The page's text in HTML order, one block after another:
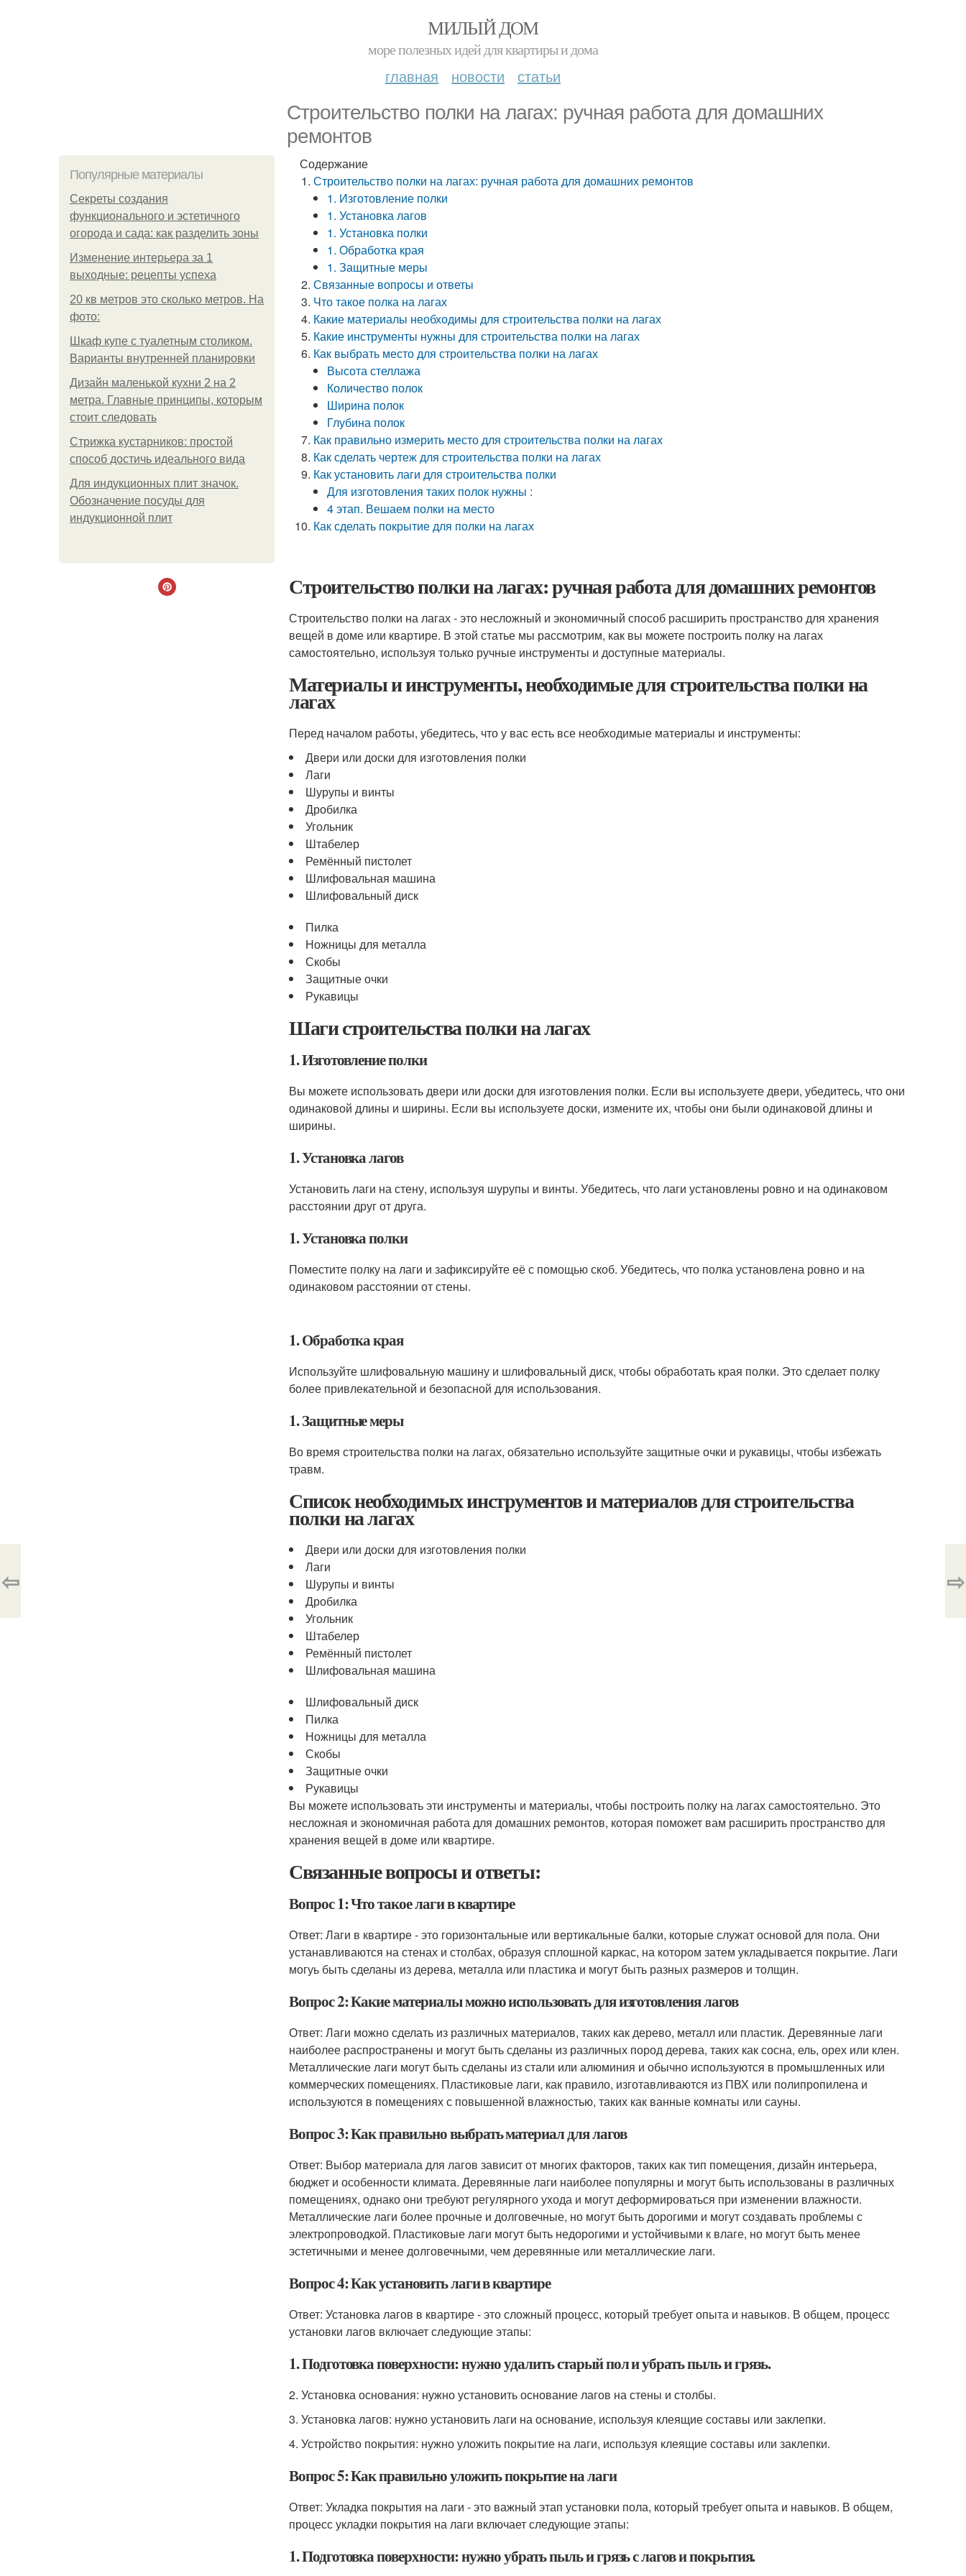
МИЛЫЙ ДОМ
море полезных идей для квартиры и дома
главная новости статьи
Строительство полки на лагах: ручная работа для домашних
ремонтов
Популярные материалы
Секреты создания
функционального и эстетичного
огорода и сада: как разделить зоны
Изменение интерьера за 1
выходные: рецепты успеха
20 кв метров это сколько метров. На
фото:
Шкаф купе с туалетным столиком.
Варианты внутренней планировки
Дизайн маленькой кухни 2 на 2
метра. Главные принципы, которым
стоит следовать
Стрижка кустарников: простой
способ достичь идеального вида
Для индукционных плит значок.
Обозначение посуды для
индукционной плит
Содержание
Строительство полки на лагах: ручная работа для домашних ремонтов
1. Изготовление полки
1. Установка лагов
1. Установка полки
1. Обработка края
1. Защитные меры
Связанные вопросы и ответы
Что такое полка на лагах
Какие материалы необходимы для строительства полки на лагах
Какие инструменты нужны для строительства полки на лагах
Как выбрать место для строительства полки на лагах
Высота стеллажа
Количество полок
Ширина полок
Глубина полок
Как правильно измерить место для строительства полки на лагах
Как сделать чертеж для строительства полки на лагах
Как установить лаги для строительства полки
Для изготовления таких полок нужны :
4 этап. Вешаем полки на место
Как сделать покрытие для полки на лагах
Строительство полки на лагах: ручная работа для домашних ремонтов
Строительство полки на лагах - это несложный и экономичный способ расширить пространство для хранения
вещей в доме или квартире. В этой статье мы рассмотрим, как вы можете построить полку на лагах
самостоятельно, используя только ручные инструменты и доступные материалы.
Материалы и инструменты, необходимые для строительства полки на
лагах
Перед началом работы, убедитесь, что у вас есть все необходимые материалы и инструменты:
Двери или доски для изготовления полки
Лаги
Шурупы и винты
Дробилка
Угольник
Штабелер
Ремённый пистолет
Шлифовальная машина
Шлифовальный диск
Пилка
Ножницы для металла
Скобы
Защитные очки
Рукавицы
Шаги строительства полки на лагах
1. Изготовление полки
Вы можете использовать двери или доски для изготовления полки. Если вы используете двери, убедитесь, что они
одинаковой длины и ширины. Если вы используете доски, измените их, чтобы они были одинаковой длины и
ширины.
1. Установка лагов
Установить лаги на стену, используя шурупы и винты. Убедитесь, что лаги установлены ровно и на одинаковом
расстоянии друг от друга.
1. Установка полки
Поместите полку на лаги и зафиксируйте её с помощью скоб. Убедитесь, что полка установлена ровно и на
одинаковом расстоянии от стены.
1. Обработка края
Используйте шлифовальную машину и шлифовальный диск, чтобы обработать края полки. Это сделает полку
более привлекательной и безопасной для использования.
1. Защитные меры
Во время строительства полки на лагах, обязательно используйте защитные очки и рукавицы, чтобы избежать
травм.
Список необходимых инструментов и материалов для строительства
полки на лагах
Двери или доски для изготовления полки
Лаги
Шурупы и винты
Дробилка
Угольник
Штабелер
Ремённый пистолет
Шлифовальная машина
Шлифовальный диск
Пилка
Ножницы для металла
Скобы
Защитные очки
Рукавицы
Вы можете использовать эти инструменты и материалы, чтобы построить полку на лагах самостоятельно. Это
несложная и экономичная работа для домашних ремонтов, которая поможет вам расширить пространство для
хранения вещей в доме или квартире.
Связанные вопросы и ответы:
Вопрос 1: Что такое лаги в квартире
Ответ: Лаги в квартире - это горизонтальные или вертикальные балки, которые служат основой для пола. Они
устанавливаются на стенах и столбах, образуя сплошной каркас, на котором затем укладывается покрытие. Лаги
могуь быть сделаны из дерева, металла или пластика и могут быть разных размеров и толщин.
Вопрос 2: Какие материалы можно использовать для изготовления лагов
Ответ: Лаги можно сделать из различных материалов, таких как дерево, металл или пластик. Деревянные лаги
наиболее распространены и могут быть сделаны из различных пород дерева, таких как сосна, ель, орех или клен.
Металлические лаги могут быть сделаны из стали или алюминия и обычно используются в промышленных или
коммерческих помещениях. Пластиковые лаги, как правило, изготавливаются из ПВХ или полипропилена и
используются в помещениях с повышенной влажностью, таких как ванные комнаты или сауны.
Вопрос 3: Как правильно выбрать материал для лагов
Ответ: Выбор материала для лагов зависит от многих факторов, таких как тип помещения, дизайн интерьера,
бюджет и особенности климата. Деревянные лаги наиболее популярны и могут быть использованы в различных
помещениях, однако они требуют регулярного ухода и могут деформироваться при изменении влажности.
Металлические лаги более прочные и долговечные, но могут быть дорогими и могут создавать проблемы с
электропроводкой. Пластиковые лаги могут быть недорогими и устойчивыми к влаге, но могут быть менее
эстетичными и менее долговечными, чем деревянные или металлические лаги.
Вопрос 4: Как установить лаги в квартире
Ответ: Установка лагов в квартире - это сложный процесс, который требует опыта и навыков. В общем, процесс
установки лагов включает следующие этапы:
1. Подготовка поверхности: нужно удалить старый пол и убрать пыль и грязь.
2. Установка основания: нужно установить основание лагов на стены и столбы.
3. Установка лагов: нужно установить лаги на основание, используя клеящие составы или заклепки.
4. Устройство покрытия: нужно уложить покрытие на лаги, используя клеящие составы или заклепки.
Вопрос 5: Как правильно уложить покрытие на лаги
Ответ: Укладка покрытия на лаги - это важный этап установки пола, который требует опыта и навыков. В общем,
процесс укладки покрытия на лаги включает следующие этапы:
1. Подготовка поверхности: нужно убрать пыль и грязь с лагов и покрытия.
⇦ ⇨